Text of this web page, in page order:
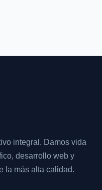
integral. Damos vida
desarrollo web y
la más alta calidad.